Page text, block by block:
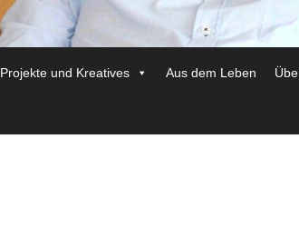
Projekte und Kreatives Aus dem Leben